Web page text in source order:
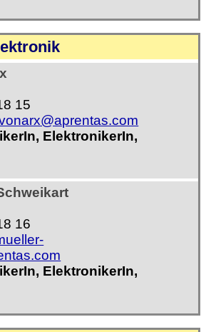
15
ElektronikerIn,
16
ElektronikerIn,